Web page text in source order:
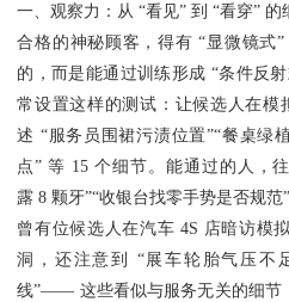
一、观察力：从 “看见” 到 “看穿” 的
合格的神秘顾客，得有 “显微镜式
的，而是能通过训练形成 “条件反
常设置这样的测试：让候选人在模
述 “服务员围裙污渍位置”“餐桌绿
点” 等 15 个细节。能通过的人，
露 8 颗牙”“收银台找零手势是否规范
曾有位候选人在汽车 4S 店暗访模
洞，还注意到 “展车轮胎气压不
线”—— 这些看似与服务无关的细节